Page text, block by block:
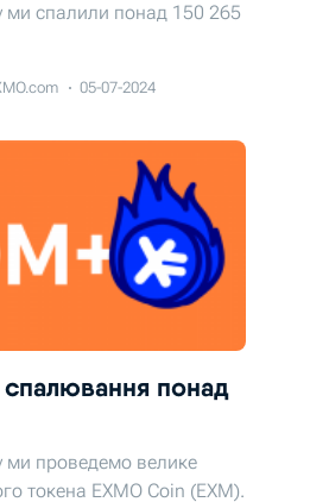
ми спалили понад 150 265
05-07-2024
спалювання понад
ми проведемо велике
токена EXMO Coin (EXM).